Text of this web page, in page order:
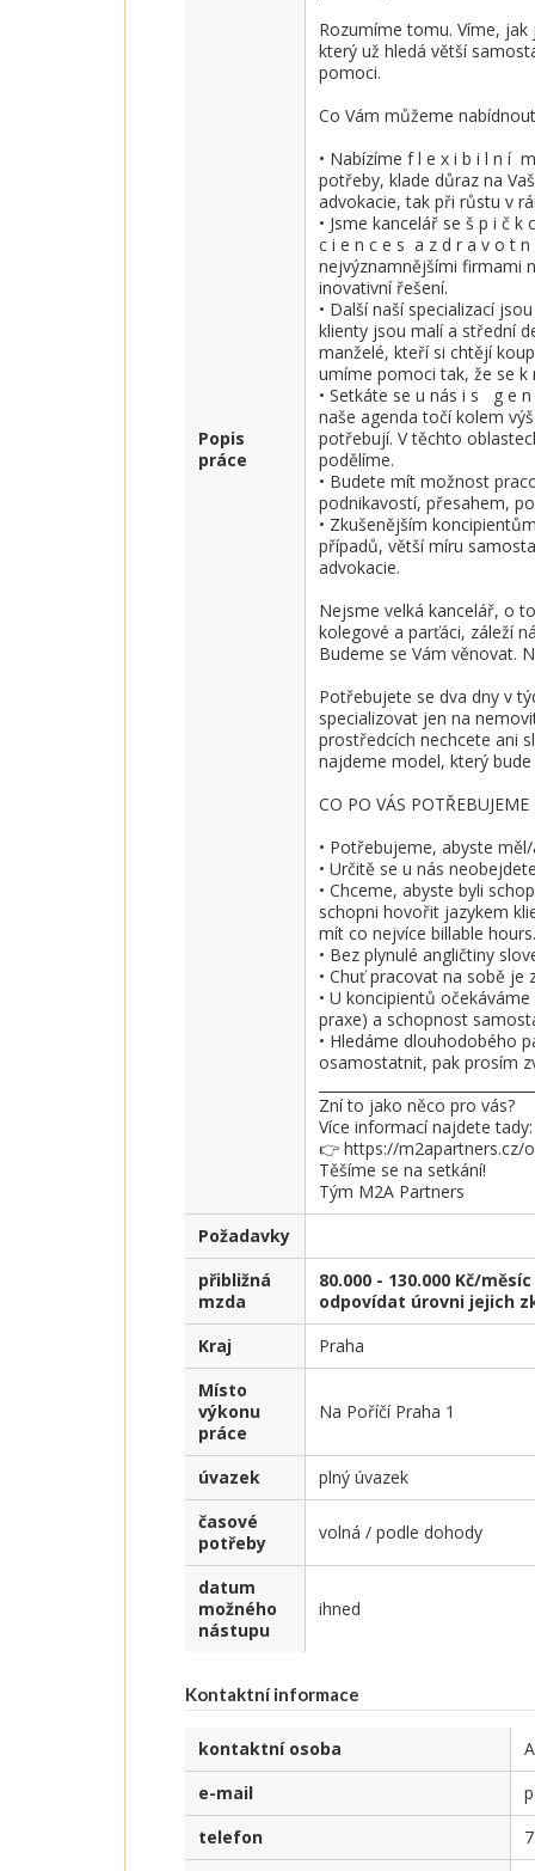
Popis
práce
Rozumíme tomu. Víme,
který už hledá větší
pomoci.
Co Vám můžeme
• Nabízíme f l e x i b i l n í
potřeby, klade důraz na
advokacie, tak při růstu v
• Jsme kancelář se š p i č
c i e n c e s  a z d r a v o t
nejvýznamnějšími firmami
inovativní řešení.
• Další naší specializací
klienty jsou malí a střední
manželé, kteří si chtějí
umíme pomoci tak, že se k
• Setkáte se u nás i s   g e
naše agenda točí kolem
potřebují. V těchto
podělíme.
• Budete mít možnost
podnikavostí, přesahem,
• Zkušenějším
případů, větší míru
advokacie.
Nejsme velká kancelář, o
kolegové a parťáci, záleží
Budeme se Vám věnovat.
Potřebujete se dva dny v
specializovat jen na
prostředcích nechcete ani
najdeme model, který
CO PO VÁS POTŘEBUJEME
• Potřebujeme, abyste
• Určitě se u nás
• Chceme, abyste byli
schopni hovořit jazykem
mít co nejvíce billable
• Bez plynulé angličtiny
• Chuť pracovat na sobě
• U koncipientů
praxe) a schopnost
• Hledáme dlouhodobého
osamostatnit, pak prosím
Zní to jako něco pro vás?
Více informací najdete tady:
👉 https://m2apartners.cz/
Těšíme se na setkání!
Tým M2A Partners
Požadavky
přibližná
mzda
80.000 - 130.000 Kč/
odpovídat úrovni jejich
Kraj
Praha
Místo
výkonu
práce
Na Poříčí Praha 1
úvazek
plný úvazek
časové
potřeby
volná / podle dohody
datum
možného
nástupu
ihned
Kontaktní informace
kontaktní osoba
e-mail
telefon